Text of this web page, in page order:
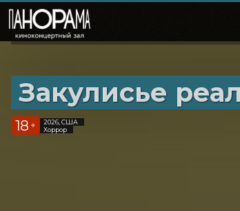
Закулисье
18 +
2026, США
Хоррор